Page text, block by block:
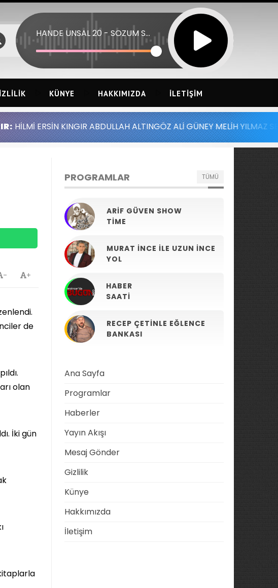
HANDE UNSAL 20 - SOZUM SOZ
KÜNYE HAKKIMIZDA İLETIŞIM
KINGIR ABDULLAH ALTINGÖZ ALİ GÜNEY MELİH YILMAZ SERDAR
+
-
de
olan
İki gün
PROGRAMLAR TÜMÜ
ARIF GÜVEN SHOW
TIME
MURAT İNCE ILE UZUN İNCE
YOL
HABER
SAATI
RECEP ÇETINLE EĞLENCE
BANKASI
Ana Sayfa
Programlar
Haberler
Yayın Akışı
Mesaj Gönder
Gizlilik
Künye
Hakkımızda
İletişim